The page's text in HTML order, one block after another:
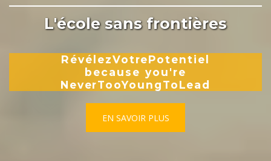
L'école sans frontières
RévélezVotrePotentiel
because you're
NeverTooYoungToLead
EN SAVOIR PLUS